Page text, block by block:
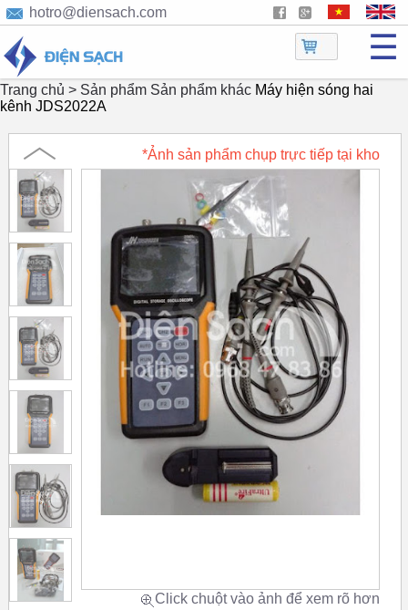
hotro@diensach.com
☰
Trang chủ > Sản phẩm Sản phẩm khác Máy hiện sóng hai
kênh JDS2022A
*Ảnh sản phẩm chụp trực tiếp tại kho
Click chuột vào ảnh để xem rõ hơn